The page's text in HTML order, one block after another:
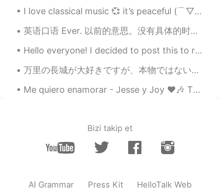
I love classical music 💞 it’s peaceful (⌒▽⌒) it takes me to a different world when I listen to th...
英语口语 Ever. 以前的意思。没有具体的时间 Did you ever do this? Did you ever travel abroad? Did you ever get mar...
Hello everyone! I decided to post this to remind everyone that despite getting older or having a ...
万里の長城が大好きですが、本物ではないです。多くの観光スポットは80年代に再建されたんです。しかし、「野长城」と言う部分は古代から残っている建築です。私は2年間北京に住んでいて、4回万里の長城に...
Me quiero enamorar - Jesse y Joy ❤️🎶 This is the first song I’m posting in my native language, Sp...
Bizi takip et
AI Grammar Press Kit HelloTalk Web